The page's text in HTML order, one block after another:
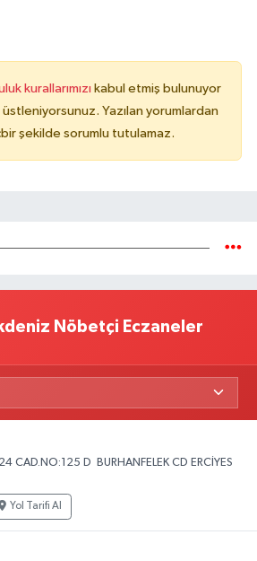
kurallarımızı kabul etmiş bulunuyor
Yazılan yorumlardan
şekilde sorumlu tutulamaz.
Nöbetçi Eczaneler
CAD.NO:125 D BURHANFELEK CD ERCİYES
Yol Tarifi Al